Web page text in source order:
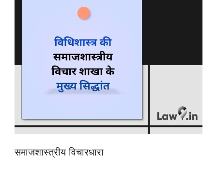
समाजशास्त्रीय विचारधारा